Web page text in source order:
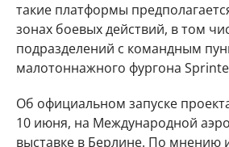
такие платформы
зонах боевых действий, в том
подразделений с командным
малотоннажного фургона
Об официальном запуске
10 июня, на Международной
выставке в Берлине. По мнению